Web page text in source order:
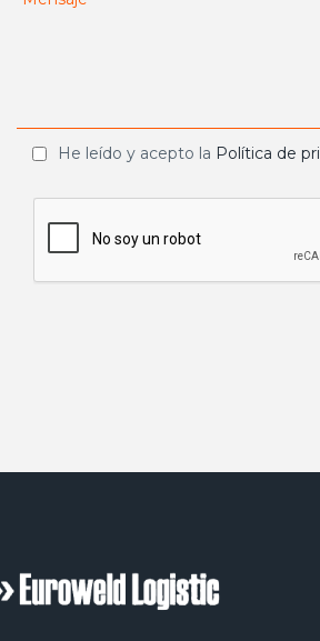
He leído y acepto la Política de